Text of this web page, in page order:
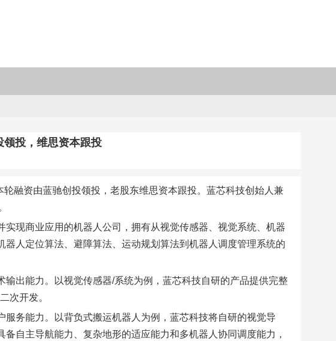
投，维思资本跟投
融资由蓝驰创投领投，老股东维思资本跟投。蓝芯科技创始人兼
现商业应用的机器人公司，拥有从视觉传感器、视觉系统、机器
人定位算法、避障算法、运动规划算法到机器人调度管理系统的
出能力。以视觉传感器/系统为例，蓝芯科技自研的产品提供完整
次开发。
务能力。以背负式搬运机器人为例，蓝芯科技将自研的视觉导
自主导航能力、复杂地形的适应能力和多机器人协同调度能力，